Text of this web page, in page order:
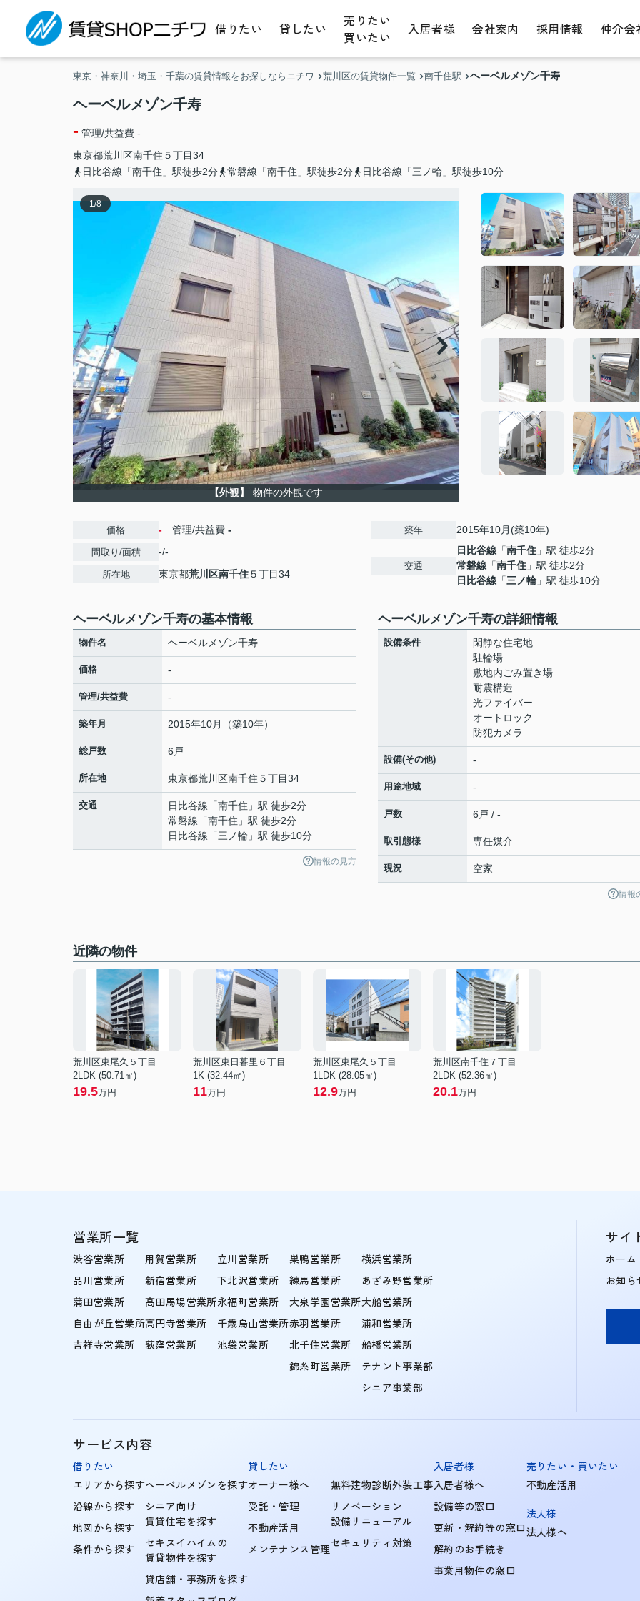
借りたい 貸したい
売りたい
買いたい
入居者様 会社案内 採用情報 仲介会
東京・神奈川・埼玉・千葉の賃貸情報をお探しならニチワ 荒川区の賃貸物件一覧 南千住駅 ヘーベルメゾン千寿
ヘーベルメゾン千寿
- 管理/共益費 -
東京都荒川区南千住 ５丁目34
日比谷線「南千住」駅徒歩2分
常磐線「南千住」駅徒歩2分 日比谷線「三ノ輪」駅徒歩10分
1/8
【外観】 物件の外観です
価格 - 管理/共益費 -
間取り/面積 -/-
所在地 東京都荒川区南千住５丁目34
築年 2015年10月(築10年)
交通
日比谷線 「南千住 」駅 徒歩2分
常磐線 「南千住 」駅 徒歩2分
日比谷線 「三ノ輪 」駅 徒歩10分
ヘーベルメゾン千寿の基本情報
物件名 ヘーベルメゾン千寿
価格 -
管理/共益費 -
築年月 2015年10月（築10年）
総戸数 6戸
所在地 東京都荒川区南千住 ５丁目34
交通 日比谷線 「南千住 」駅 徒歩2分
常磐線 「南千住 」駅 徒歩2分
日比谷線 「三ノ輪 」駅 徒歩10分
情報の見方
ヘーベルメゾン千寿の詳細情報
設備条件
閑静な住宅地
駐輪場
敷地内ごみ置き場
耐震構造
光ファイバー
オートロック
防犯カメラ
設備(その他) -
用途地域 -
戸数 6戸 / -
取引態様 専任媒介
現況 空家
情報
近隣の物件
荒川区東尾久５丁目
2LDK (50.71㎡)
19.5万円
荒川区東日暮里６丁目
1K (32.44㎡)
11万円
荒川区東尾久５丁目
1LDK (28.05㎡)
12.9万円
荒川区南千住７丁目
2LDK (52.36㎡)
20.1万円
営業所一覧
渋谷営業所
品川営業所
蒲田営業所
自由が丘営業所
吉祥寺営業所
用賀営業所
新宿営業所
高田馬場営業所
高円寺営業所
荻窪営業所
立川営業所
下北沢営業所
永福町営業所
千歳烏山営業所
池袋営業所
巣鴨営業所
練馬営業所
大泉学園営業所
赤羽営業所
北千住営業所
錦糸町営業所
横浜営業所
あざみ野営業所
大船営業所
浦和営業所
船橋営業所
テナント事業部
シニア事業部
サイ
ホーム
お知ら
サービス内容
借りたい
エリアから探す
沿線から探す
地図から探す
条件から探す
ヘーベルメゾンを探す
シニア向け
賃貸住宅を探す
セキスイハイムの
賃貸物件を探す
貸店舗・事務所を探す
貸したい
オーナー様へ
受託・管理
不動産活用
メンテナンス管理
無料建物診断外装工事
リノベーション
設備リニューアル
セキュリティ対策
入居者様
入居者様へ
設備等の窓口
更新・解約等の窓口
解約のお手続き
事業用物件の窓口
売りたい・買いたい
不動産活用
法人様
法人様へ